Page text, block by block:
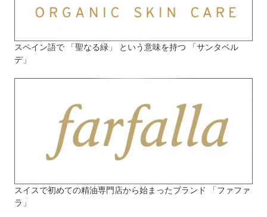
スペイン語で 「聖なる緑」 という意味を持つ 「サンタベル
デ」
スイスで初めての精油専門店から始まったブランド 「ファファ
ラ」